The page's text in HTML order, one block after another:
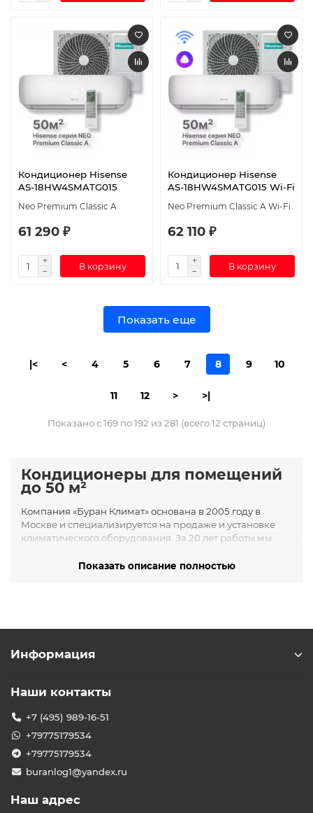
Кондиционер Hisense
AS-18HW4SMATG015
Neo Premium Classic A
61 290 ₽
В корзину
Кондиционер Hisense
AS-18HW4SMATG015 Wi-Fi
Neo Premium Classic A Wi-Fi
62 110 ₽
В корзину
Показать еще
|< < 4 5 6 7 8 9 10
11 12 > >|
Показано с 169 по 192 из 281 (всего 12 страниц)
Кондиционеры для помещений
до 50 м²
Компания «Буран Климат» основана в 2005 году в
Москве и специализируется на продаже и установке
климатического оборудования. За 20 лет работы мы
предлагающий качественные решения для создания
50 м²
В нашем каталоге представлены различные типы
кондиционеров, подходящих для помещений
Настенные сплит-системы — оптимальны для
Мобильные кондиционеры — удобны для
временного использования и не требуют
монтажа.
коммерческих пространств с подвесными
Мы предлагаем продукцию от ведущих
Показать описание полностью
Информация
Наши контакты
+7 (495) 989-16-51
+79775179534
+79775179534
buranlog1@yandex.ru
Наш адрес